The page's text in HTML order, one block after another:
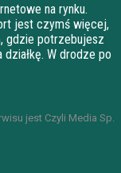
na rynku.
jest czymś więcej,
gdzie potrzebujesz
W drodze po
jest Czyli Media Sp.